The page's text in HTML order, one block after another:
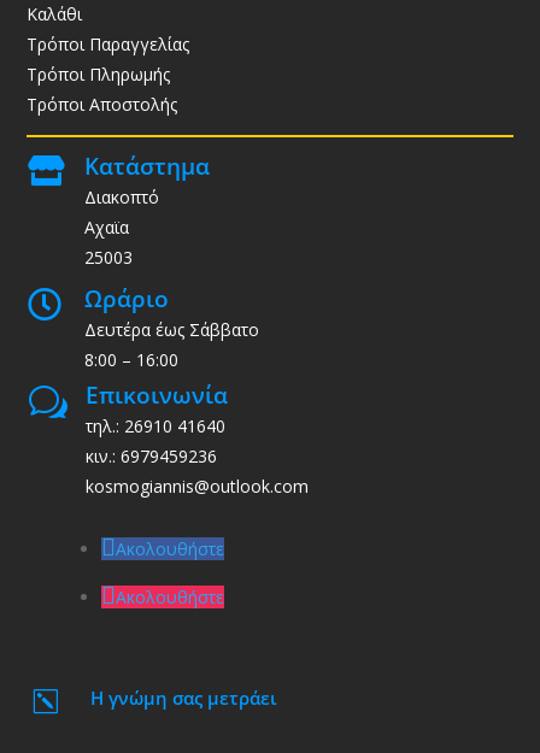
Καλάθι
Τρόποι Παραγγελίας
Τρόποι Πληρωμής
Τρόποι Αποστολής
 Κατάστημα
Διακοπτό
Αχαϊα
25003
 Ωράριο
Δευτέρα έως Σάββατο
8:00 – 16:00
w Επικοινωνία
τηλ.: 26910 41640
κιν.: 6979459236
kosmogiannis@outlook.com
Ακολουθήστε
Ακολουθήστε
k Η γνώμη σας μετράει